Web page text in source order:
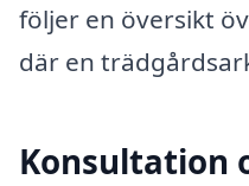
följer en översikt
där en
Konsultation